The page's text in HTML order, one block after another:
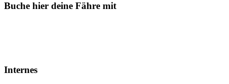
Buche hier deine Fähre mit
Internes